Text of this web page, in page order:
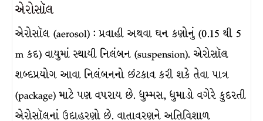
એરોસૉલ
એરોસૉલ (aerosol) : પ્રવાહી અથવા ઘન કણોનું (0.15 થી 5
m કદ) વાયુમાં સ્થાયી નિલંબન (suspension). એરોસૉલ
શબ્દપ્રયોગ આવા નિલંબનનો છંટકાવ કરી શકે તેવા પાત્ર
(package) માટે પણ વપરાય છે. ધુમ્મસ, ધુમાડો વગેરે કુદરતી
એરોસૉલનાં ઉદાહરણો છે. વાતાવરણને અતિવિશાળ